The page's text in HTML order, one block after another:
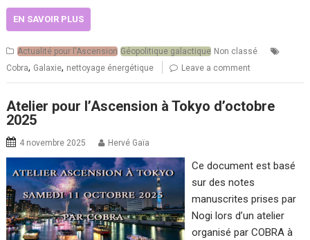
EN SAVOIR PLUS
Actualité pour l'Ascension Géopolitique galactique Non classé
Cobra, Galaxie, nettoyage énergétique Leave a comment
Atelier pour l’Ascension à Tokyo d’octobre
2025
4 novembre 2025 Hervé Gaïa
Ce document est basé
sur des notes
manuscrites prises par
Nogi lors d’un atelier
organisé par COBRA à